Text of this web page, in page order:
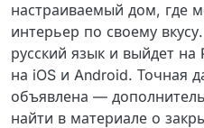
настраиваемый дом, где
интерьер по своему
русский язык и выйдет на
на iOS и Android. Точная
объявлена —
найти в материале о